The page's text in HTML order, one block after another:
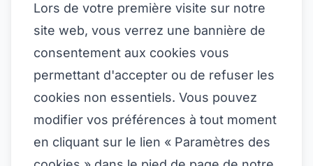
Lors de votre première visite sur notre
site web, vous verrez une bannière de
consentement aux cookies vous
permettant d'accepter ou de refuser les
cookies non essentiels. Vous pouvez
modifier vos préférences à tout moment
en cliquant sur le lien « Paramètres des